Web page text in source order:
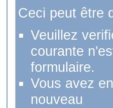
Ceci peut être
Veuillez
courante
formulaire.
Vous avez
nouveau